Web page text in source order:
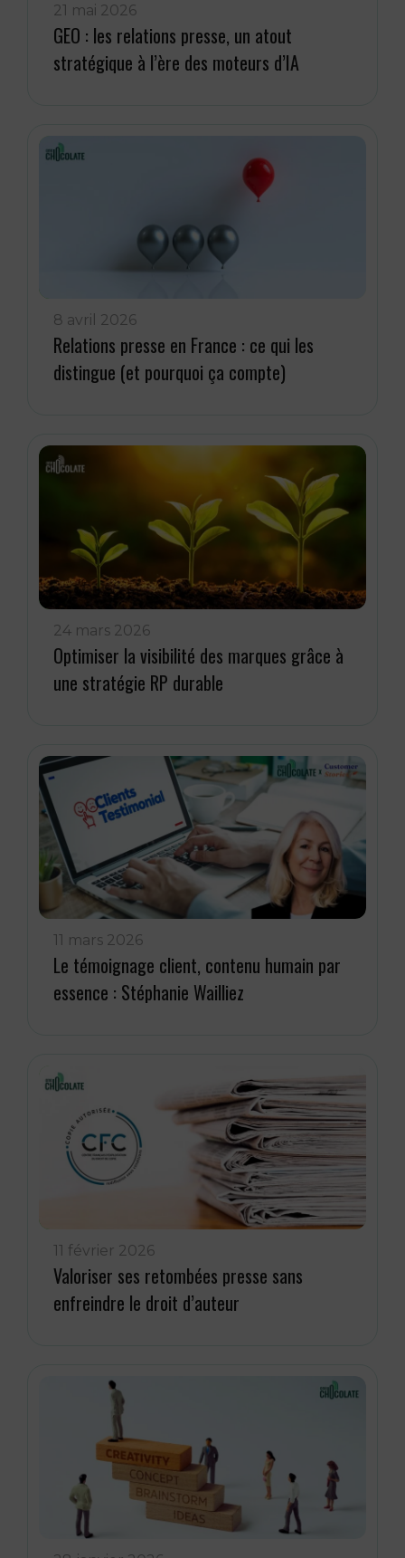
21 mai 2026
GEO : les relations presse, un atout
stratégique à l’ère des moteurs d’IA
8 avril 2026
Relations presse en France : ce qui les
distingue (et pourquoi ça compte)
24 mars 2026
Optimiser la visibilité des marques grâce à
une stratégie RP durable
11 mars 2026
Le témoignage client, contenu humain par
essence : Stéphanie Wailliez
11 février 2026
Valoriser ses retombées presse sans
enfreindre le droit d’auteur